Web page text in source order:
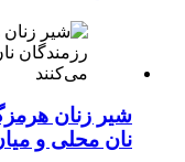
شیر زنان
نان محلی و